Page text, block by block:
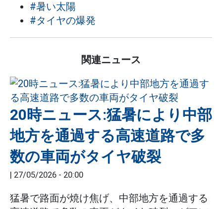
#暑い太陽
#タイヤの爆発
関連ニュース
20時ニュース:猛暑により中部
地方を通過する高速道路で多
数の車両がタイヤ破裂
| 27/05/2026 - 20:00
猛暑で路面が焼け焦げ、中部地方を通過する